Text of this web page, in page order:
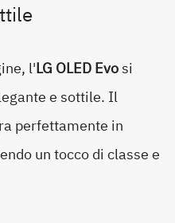
l'LG OLED Evosi
e sottile. Il
perfettamente in
un tocco di classe e